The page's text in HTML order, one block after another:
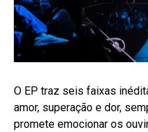
O EP traz seis faixas
amor, superação e dor,
promete emocionar os